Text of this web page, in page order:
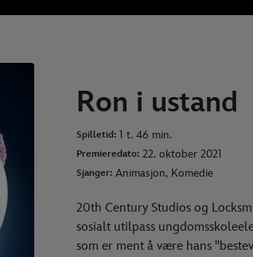
Ron i ustand
Spilletid: 1 t. 46 min.
Premieredato: 22. oktober 2021
Sjanger: Animasjon, Komedie
20th Century Studios og
sosialt utilpass
som er ment å være hans